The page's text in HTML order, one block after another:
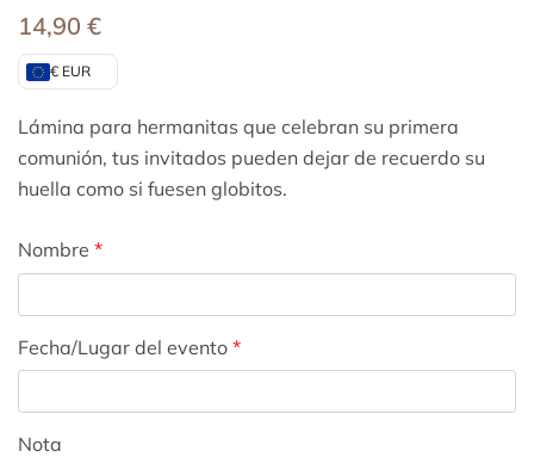
14,90 €
€ EUR
Lámina para hermanitas que celebran su primera
comunión, tus invitados pueden dejar de recuerdo su
huella como si fuesen globitos.
Nombre *
Fecha/Lugar del evento *
Nota